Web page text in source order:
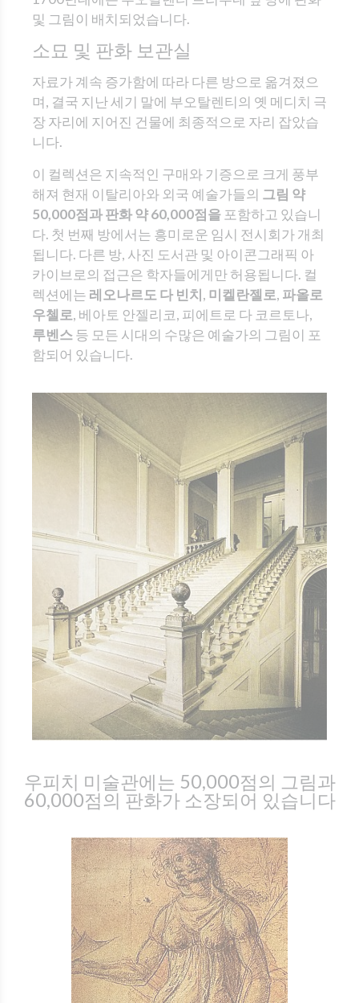
및 그림이 배치되었습니다.
소묘 및 판화 보관실
자료가 계속 증가함에 따라 다른 방으로 옮겨졌으
며, 결국 지난 세기 말에 부오탈렌티의 옛 메디치 극
장 자리에 지어진 건물에 최종적으로 자리 잡았습
니다.
이 컬렉션은 지속적인 구매와 기증으로 크게 풍부
해져 현재 이탈리아와 외국 예술가들의 그림 약
50,000점과 판화 약 60,000점을 포함하고 있습니
다. 첫 번째 방에서는 흥미로운 임시 전시회가 개최
됩니다. 다른 방, 사진 도서관 및 아이콘그래픽 아
카이브로의 접근은 학자들에게만 허용됩니다. 컬
렉션에는 레오나르도 다 빈치, 미켈란젤로, 파올로
우첼로, 베아토 안젤리코, 피에트로 다 코르토나,
루벤스등 모든 시대의 수많은 예술가의 그림이 포
함되어 있습니다.
우피치 미술관에는 50,000점의 그림과
60,000점의 판화가 소장되어 있습니다